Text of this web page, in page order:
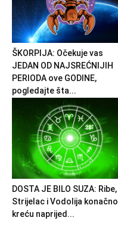
ŠKORPIJA: Očekuje vas
JEDAN OD NAJSREĆNIJIH
PERIODA ove GODINE,
pogledajte šta...
DOSTA JE BILO SUZA: Ribe,
Strijelac i Vodolija konačno
kreću naprijed...